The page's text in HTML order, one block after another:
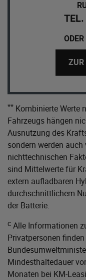
ZUR
** Kombinierte Werte
Fahrzeugs hängen
Ausnutzung des
sondern werden
nichttechnischen
sind Mittelwerte für
extern aufladbaren
durchschnittlichem
der Batterie.
c Alle Informationen
Privatpersonen
Mindesthaltedauer
Monaten bei KM-